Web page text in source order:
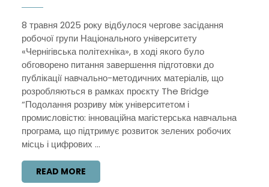
ГРУПИ
ПРОЄКТУ
THE
BRIDGE
8 травня 2025 року відбулося чергове засідання
робочої групи Національного університету
«Чернігівська політехніка», в ході якого було
обговорено питання завершення підготовки до
публікації навчально-методичних матеріалів, що
розробляються в рамках проєкту The Bridge
“Подолання розриву між університетом і
промисловістю: інноваційна магістерська навчальна
програма, що підтримує розвиток зелених робочих
місць і цифрових ...
READ MORE
MORE